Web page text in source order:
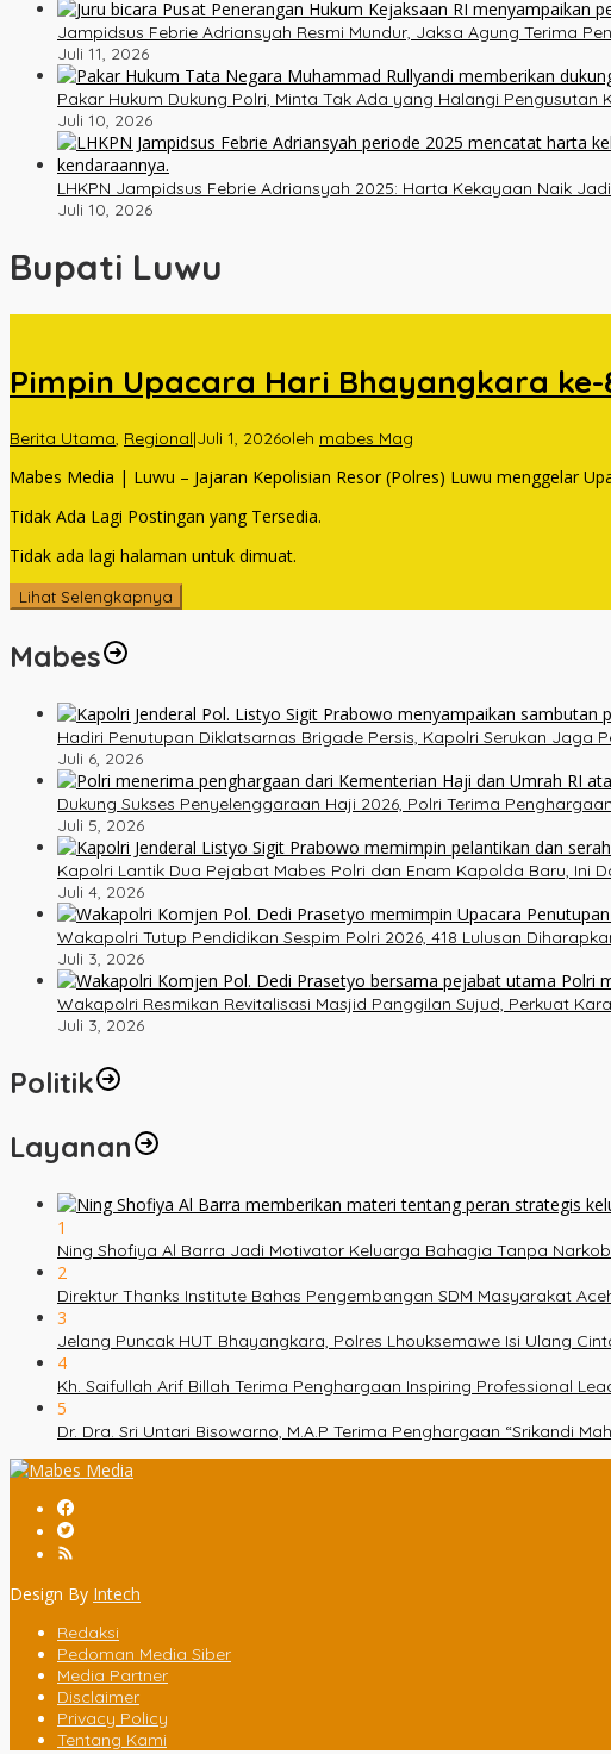
Jampidsus Febrie Adriansyah Resmi Mundur, Jaksa Agung Terima
Juli 11, 2026
Pakar Hukum Dukung Polri, Minta Tak Ada yang Halangi Pengusutan
Juli 10, 2026
LHKPN Jampidsus Febrie Adriansyah 2025: Harta Kekayaan Naik
Juli 10, 2026
Bupati Luwu
Pimpin Upacara Hari Bhayangkara
Berita Utama, Regional|Juli 1, 2026oleh mabes Mag
Mabes Media | Luwu – Jajaran Kepolisian Resor (Polres) Luwu menggelar
Tidak Ada Lagi Postingan yang Tersedia.
Tidak ada lagi halaman untuk dimuat.
Lihat Selengkapnya
Mabes
Hadiri Penutupan Diklatsarnas Brigade Persis, Kapolri Serukan Jaga
Juli 6, 2026
Dukung Sukses Penyelenggaraan Haji 2026, Polri Terima
Juli 5, 2026
Kapolri Lantik Dua Pejabat Mabes Polri dan Enam Kapolda Baru, Ini
Juli 4, 2026
Wakapolri Tutup Pendidikan Sespim Polri 2026, 418 Lulusan
Juli 3, 2026
Wakapolri Resmikan Revitalisasi Masjid Panggilan Sujud, Perkuat
Juli 3, 2026
Politik
Layanan
1
Ning Shofiya Al Barra Jadi Motivator Keluarga Bahagia Tanpa
2
Direktur Thanks Institute Bahas Pengembangan SDM Masyarakat
3
Jelang Puncak HUT Bhayangkara, Polres Lhouksemawe Isi Ulang
4
Kh. Saifullah Arif Billah Terima Penghargaan Inspiring Professional
5
Dr. Dra. Sri Untari Bisowarno, M.A.P Terima Penghargaan “Srikandi
Design By Intech
Redaksi
Pedoman Media Siber
Media Partner
Disclaimer
Privacy Policy
Tentang Kami